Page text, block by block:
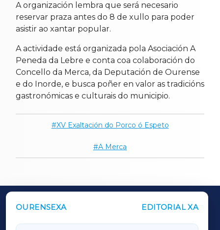
A organización lembra que será necesario
reservar praza antes do 8 de xullo para poder
asistir ao xantar popular.
A actividade está organizada pola Asociación A
Peneda da Lebre e conta coa colaboración do
Concello da Merca, da Deputación de Ourense
e do Inorde, e busca poñer en valor as tradicións
gastronómicas e culturais do municipio.
XV Exaltación do Porco ó Espeto
A Merca
OURENSEXA EDITORIAL XA
OUTROS PERIÓDICOS